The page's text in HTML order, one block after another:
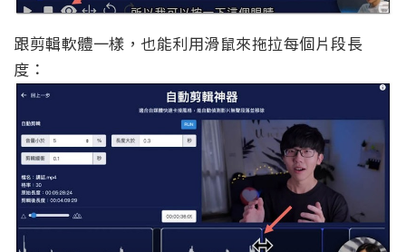
跟剪輯軟體一樣，也能利用滑鼠來拖拉每個片段長
度：